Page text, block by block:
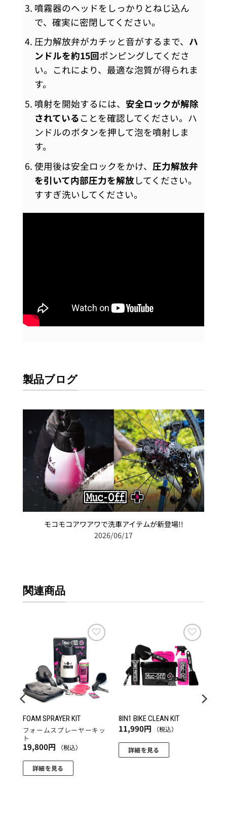
噴霧器のヘッドをしっかりとねじ込ん
で、確実に密閉してください。
圧力解放弁がカチッと音がするまで、 ハ
ンドルを約15回ポンピングしてくださ
い。これにより、最適な泡質が得られま
す。
噴射を開始するには、 安全ロックが解除
されている ことを確認してください。ハ
ンドルのボタンを押して泡を噴射しま
す。
使用後は安全ロックをかけ、 圧力解放弁
を引いて内部圧力を解放してください。
すすぎ洗いしてください。
製品ブログ
モコモコアワアワで洗車アイテムが新登場!!
2026/06/17
関連商品
追加
FOAM SPRAYER KIT
フォームスプレーヤーキッ
ト
19,800円 （税込）
詳細を見る
お気
に入
りに
追加
8IN1 BIKE CLEAN KIT
11,990円 （税込）
詳細を見る